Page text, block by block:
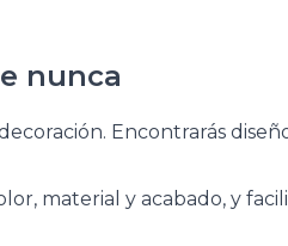
nunca
Encontrarás
material y acabado, y